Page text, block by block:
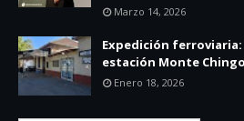
Marzo 14, 2026
Expedición
estación Monte
Enero 18, 2026